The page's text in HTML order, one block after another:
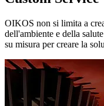
OIKOS non si limita a
dell'ambiente e della
su misura per creare la